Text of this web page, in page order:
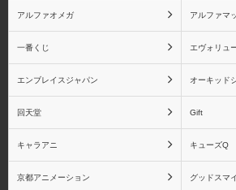
ドラゴンボール フィギ
ュアーツZEROシリーズ
ドラ
ドラゴンボール
リーズ
アルファオメガ アルファマ
一番くじ エヴォリュ
エンブレイスジャパン オーキッド
回天堂 Gift
キャラアニ キューズQ
京都アニメーション グッドスマ